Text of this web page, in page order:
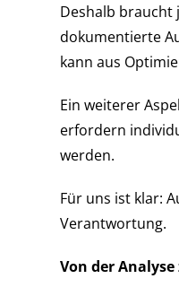
Deshalb braucht
dokumentierte
kann aus
Ein weiterer
erfordern
werden.
Für uns ist klar:
Verantwortung.
Von der